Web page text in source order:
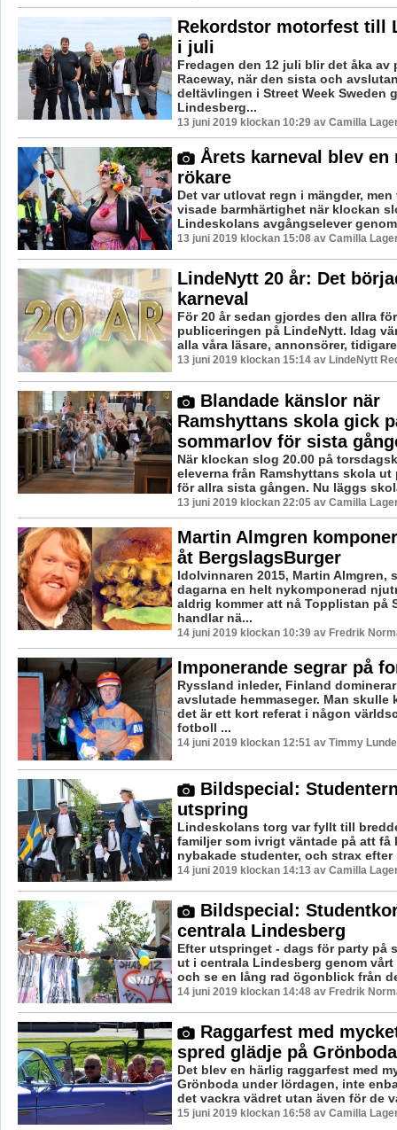
Rekordstor motorfest till
i juli
Fredagen den 12 juli blir det åka av
Raceway, när den sista och
deltävlingen i Street Week Sweden
Lindesberg...
13 juni 2019 klockan 10:29 av Camilla
Årets karneval blev en
rökare
Det var utlovat regn i mängder,
visade barmhärtighet när klockan
Lindeskolans avgångselever
13 juni 2019 klockan 15:08 av Camilla
LindeNytt 20 år: Det
karneval
För 20 år sedan gjordes den allra
publiceringen på LindeNytt. Idag
alla våra läsare, annonsörer,
13 juni 2019 klockan 15:14 av LindeNytt
Blandade känslor när
Ramshyttans skola gick
sommarlov för sista
När klockan slog 20.00 på
eleverna från Ramshyttans skola ut
för allra sista gången. Nu läggs
13 juni 2019 klockan 22:05 av Camilla
Martin Almgren
åt BergslagsBurger
Idolvinnaren 2015, Martin Almgren,
dagarna en helt nykomponerad
aldrig kommer att nå Topplistan på
handlar nä...
14 juni 2019 klockan 10:39 av Fredrik
Imponerande segrar på
Ryssland inleder, Finland
avslutade hemmaseger. Man skulle
det är ett kort referat i någon
fotboll ...
14 juni 2019 klockan 12:51 av Timmy
Bildspecial:
utspring
Lindeskolans torg var fyllt till
familjer som ivrigt väntade på att få
nybakade studenter, och strax efter
14 juni 2019 klockan 14:13 av Camilla
Bildspecial:
centrala Lindesberg
Efter utspringet - dags för party på
ut i centrala Lindesberg genom
och se en lång rad ögonblick från
14 juni 2019 klockan 14:48 av Fredrik
Raggarfest med
spred glädje på Grönboda
Det blev en härlig raggarfest med
Grönboda under lördagen, inte
det vackra vädret utan även för de
15 juni 2019 klockan 16:58 av Camilla